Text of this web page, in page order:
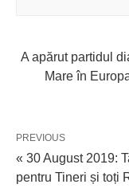
A apărut partidul
Mare în
PREVIOUS
« 30 August 2019:
pentru Tineri și toți